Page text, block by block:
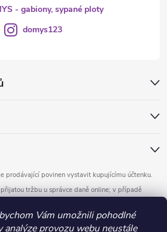
Vám umožnili pohodlné
provozu webu neustále
prodávající povinen vystavit kupujícímu účtenku.
tržbu u správce daně online; v případě
- gabiony, sypané ploty
domys123